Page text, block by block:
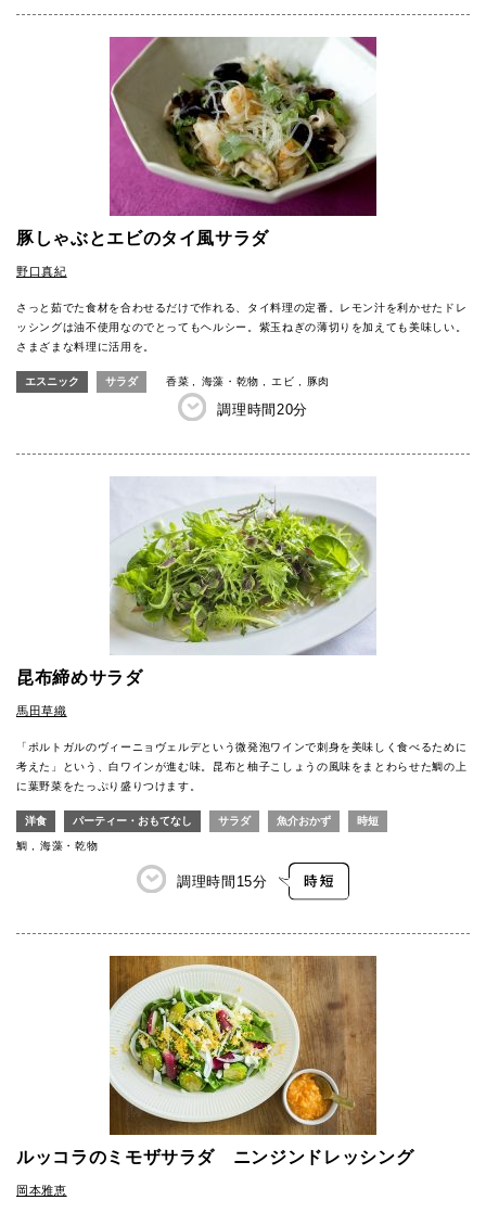
豚しゃぶとエビのタイ風サラダ
野口真紀
さっと茹でた食材を合わせるだけで作れる、タイ料理の定番。レモン汁を利かせたドレ
ッシングは油不使用なのでとってもヘルシー。紫玉ねぎの薄切りを加えても美味しい。
さまざまな料理に活用を。
エスニック サラダ 香菜 海藻・乾物 エビ 豚肉
調理時間20分
昆布締めサラダ
馬田草織
「ポルトガルのヴィーニョヴェルデという微発泡ワインで刺身を美味しく食べるために
考えた」という、白ワインが進む味。昆布と柚子こしょうの風味をまとわらせた鯛の上
に葉野菜をたっぷり盛りつけます。
洋食 パーティー・おもてなし サラダ 魚介おかず 時短
鯛 海藻・乾物
調理時間 15分
ルッコラのミモザサラダ ニンジンドレッシング
岡本雅恵